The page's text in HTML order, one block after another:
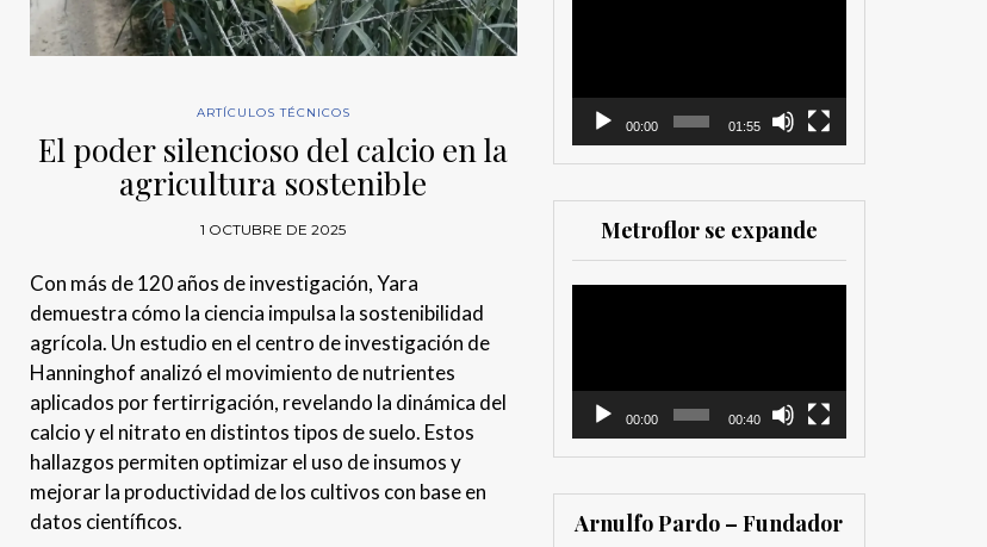
ARTÍCULOS TÉCNICOS
El poder silencioso del calcio en la
agricultura sostenible
1 OCTUBRE DE 2025
Con más de 120 años de investigación, Yara
demuestra cómo la ciencia impulsa la sostenibilidad
agrícola. Un estudio en el centro de investigación de
Hanninghof analizó el movimiento de nutrientes
aplicados por fertirrigación, revelando la dinámica del
calcio y el nitrato en distintos tipos de suelo. Estos
hallazgos permiten optimizar el uso de insumos y
mejorar la productividad de los cultivos con base en
datos científicos.
que trabajan en el sector
00:00 01:55
Metroflor se expande
00:00 00:40
Arnulfo Pardo – Fundador